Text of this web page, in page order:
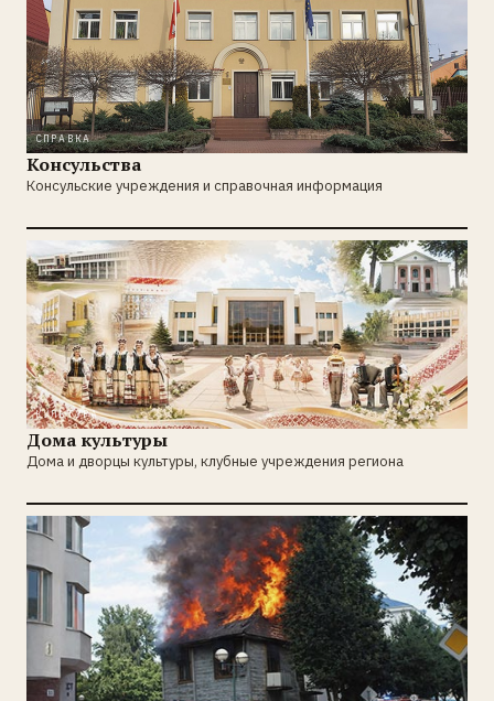
СПРАВКА
Консульства
Консульские учреждения и справочная информация
КУЛЬТУРА
Дома культуры
Дома и дворцы культуры, клубные учреждения региона